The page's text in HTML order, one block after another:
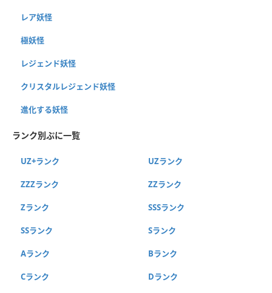
レア妖怪
極妖怪
レジェンド妖怪
クリスタルレジェンド妖怪
進化する妖怪
ランク別ぷに一覧
UZ+ランク UZランク
ZZZランク ZZランク
Zランク SSSランク
SSランク Sランク
Aランク Bランク
Cランク Dランク